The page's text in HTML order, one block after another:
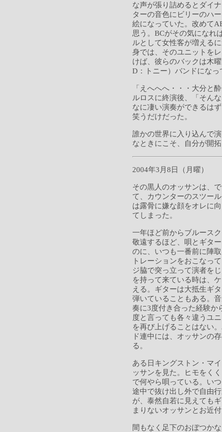
な声が張り詰めるとダイ
ターの音色にビリーのハ
絵になっていた。改めて
思う。BCがその気になれ
ルとして女性客が増える
身では、そのユニットを
けば、彼らのバックは木
D：トニー）バンドになっ
「えへへへ・・・大分と
ルロスに終演後、「そん
なに凄い演奏ができるは
笑うだけだった。
誰かの世界に入り込んで
なときにこそ、自分が開
2004年3月8日（月曜）
その黒人のオッサンは、
て、カウンターのスツー
は露骨に嫌な顔をオレに
てしまった。
一年ほど前からブルース
敬遠するほど、唄とギタ
のに、いつも一番前に陣
トレーションをおこなっ
ジ脇で突っ立って演者を
を持って来ている時は、
える。ギターは大抵生ギ
弾いていることもある。
奏に3度付き合った経験か
度と言っても各々違うユ
を再び上げることはない
ド連中には、オッサンの
る。
ある日キングストン・マ
ッサンを見た。ヒモをく
で何やら唄っている。い
途中で抜け出し外で自由
が、泰然自若に見えても
まりないオッサンとお近
間もなく足下のおぼつか